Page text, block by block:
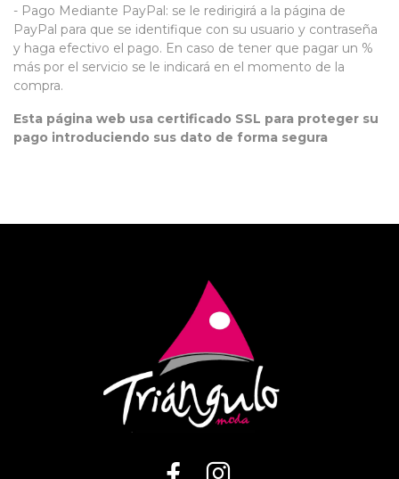
- Pago Mediante PayPal: se le redirigirá a la página de
PayPal para que se identifique con su usuario y contraseña
y haga efectivo el pago. En caso de tener que pagar un %
más por el servicio se le indicará en el momento de la
compra.
Esta página web usa certificado SSL para proteger su
pago introduciendo sus dato de forma segura